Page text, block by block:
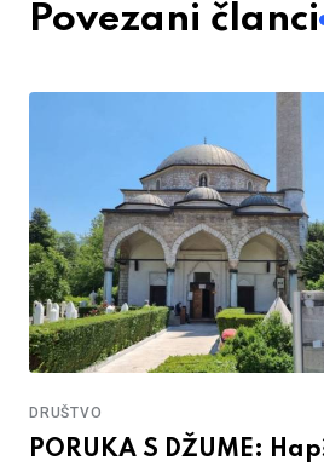
Povezani članci
DRUŠTVO
PORUKA S DŽUME: